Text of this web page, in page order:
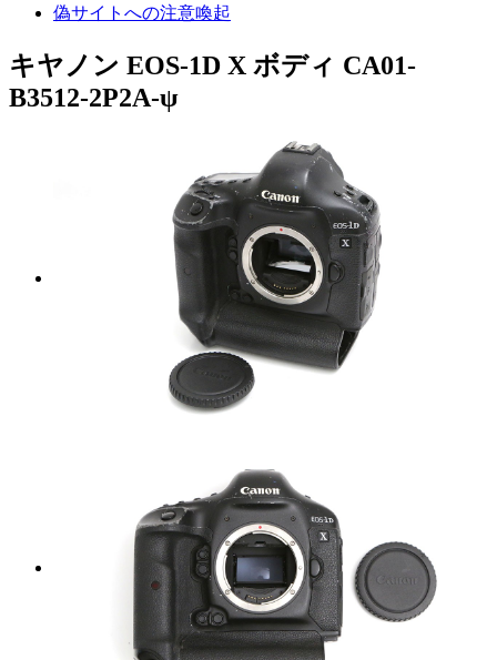
偽サイトへの注意喚起
キヤノン EOS-1D X ボディ CA01-
B3512-2P2A-ψ